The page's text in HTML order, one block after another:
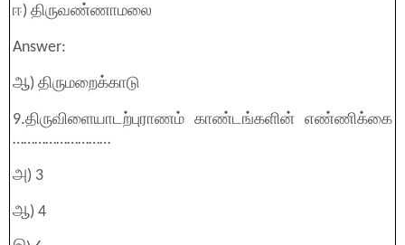
ஈ) திருவண்ணாமலை
Answer:
ஆ) திருமறைக்காடு
9.திருவிளையாடற்புராணம் காண்டங்களின் எண்ணிக்கை
………………………
அ) 3
ஆ) 4